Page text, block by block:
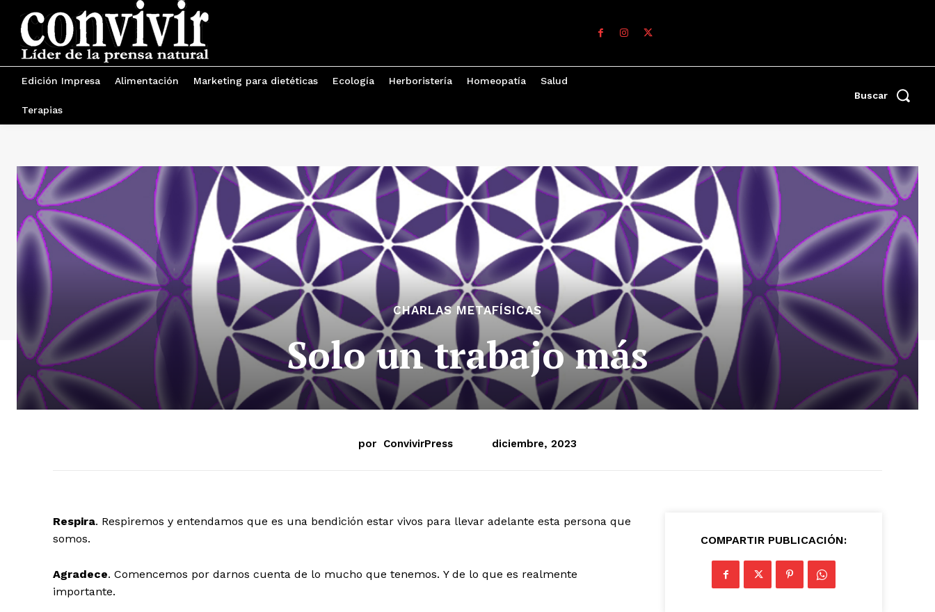
Edición Impresa Alimentación Marketing para dietéticas Ecología Herboristería Homeopatía Salud
Terapias
Buscar
CHARLAS METAFÍSICAS
Solo un trabajo más
por ConvivirPress diciembre, 2023
Respira. Respiremos y entendamos que es una bendición estar vivos para llevar adelante esta persona que
somos.
Agradece. Comencemos por darnos cuenta de lo mucho que tenemos. Y de lo que es realmente
importante.
COMPARTIR PUBLICACIÓN: